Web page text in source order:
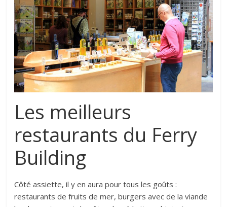
Les meilleurs
restaurants du Ferry
Building
Côté assiette, il y en aura pour tous les goûts :
restaurants de fruits de mer, burgers avec de la viande